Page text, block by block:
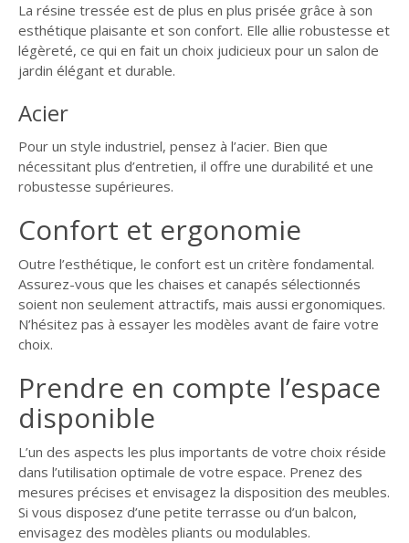
La résine tressée est de plus en plus prisée grâce à son
esthétique plaisante et son confort. Elle allie robustesse et
légèreté, ce qui en fait un choix judicieux pour un salon de
jardin élégant et durable.
Acier
Pour un style industriel, pensez à l’acier. Bien que
nécessitant plus d’entretien, il offre une durabilité et une
robustesse supérieures.
Confort et ergonomie
Outre l’esthétique, le confort est un critère fondamental.
Assurez-vous que les chaises et canapés sélectionnés
soient non seulement attractifs, mais aussi ergonomiques.
N’hésitez pas à essayer les modèles avant de faire votre
choix.
Prendre en compte l’espace
disponible
L’un des aspects les plus importants de votre choix réside
dans l’utilisation optimale de votre espace. Prenez des
mesures précises et envisagez la disposition des meubles.
Si vous disposez d’une petite terrasse ou d’un balcon,
envisagez des modèles pliants ou modulables.